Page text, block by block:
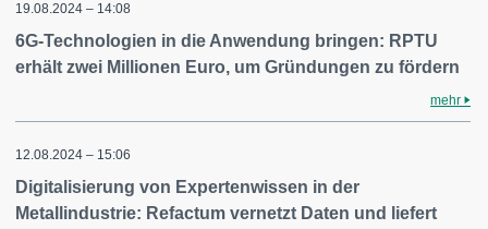
19.08.2024 – 14:08
6G-Technologien in die Anwendung bringen: RPTU
erhält zwei Millionen Euro, um Gründungen zu fördern
mehr
12.08.2024 – 15:06
Digitalisierung von Expertenwissen in der
Metallindustrie: Refactum vernetzt Daten und liefert